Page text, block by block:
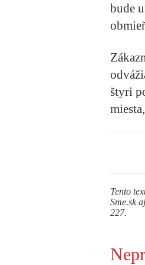
bude
štyri
Tento
Sme.sk
227.